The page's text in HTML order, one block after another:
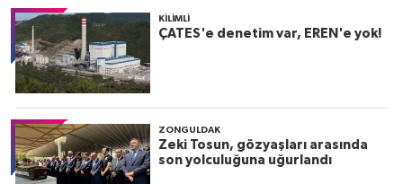
KILIMLI
ÇATES'e denetim var, EREN'e yok!
ZONGULDAK
Zeki Tosun, gözyaşları arasında
son yolculuğuna uğurlandı